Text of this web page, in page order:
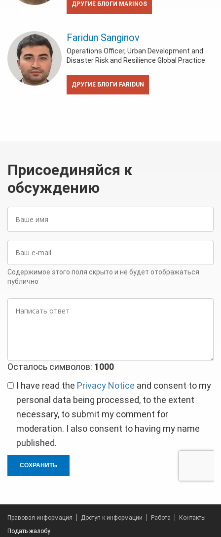
ДРУГИЕ БЛОГИ MARINOS
Faridun Sanginov
Operations Officer, Urban Development and
Disaster Risk and Resilience Global Practice
ДРУГИЕ БЛОГИ FARIDUN
Присоединяйся к
обсуждению
имя
mail
Содержимое этого поля скрыто и не будет отображаться
публично
ответ
Осталось символов: 1000
I have read the Privacy Notice and consent to my
personal data being processed, to the extent
necessary, to submit my comment for
moderation. I also consent to having my name
published.
СОХРАНИТЬ
Правовая информация Доступ к информации Работа
Контакты
Подать жалобу